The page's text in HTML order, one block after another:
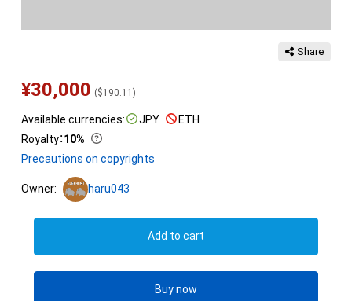
Share
¥30,000 ($190.11 )
Available currencies: JPY
ETH
Royalty：10%
Precautions on copyrights
Owner: haru043
Add to cart
Buy now